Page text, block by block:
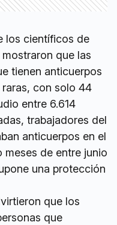
los científicos de
que las
tienen anticuerpos
con solo 44
entre 6.614
trabajadores del
anticuerpos en el
de entre junio
una protección
que los
que